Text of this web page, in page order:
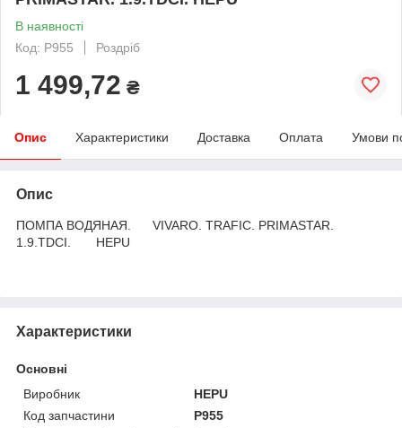
В наявності
Код: P955
Роздріб
1 499,72 ₴
Опис Характеристики Доставка Оплата Умови
Опис
ПОМПА ВОДЯНАЯ. VIVARO. TRAFIC. PRIMASTAR.
1.9.TDCI. HEPU
Характеристики
Основні
Виробник
HEPU
Код запчастини
P955